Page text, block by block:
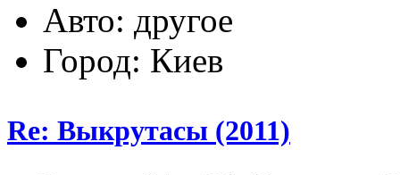
Авто: другое
Город: Киев
Re: Выкрутасы (2011)